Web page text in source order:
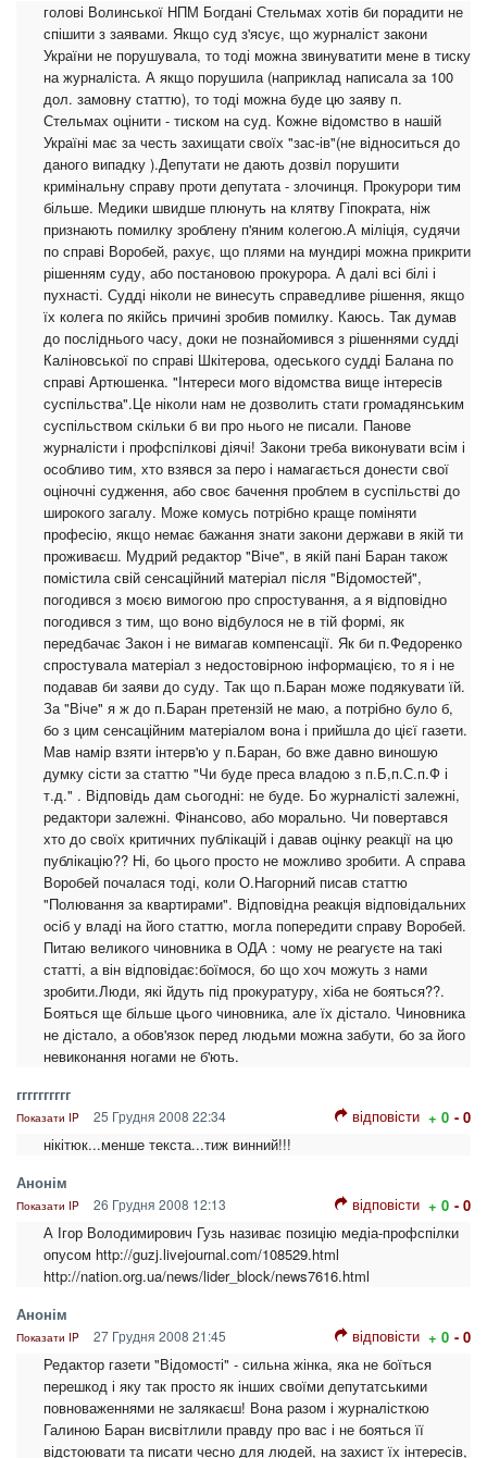
голові Волинської НПМ Богдані Стельмах хотів би порадити не
спішити з заявами. Якщо суд з'ясує, що журналіст закони
України не порушувала, то тоді можна звинуватити мене в тиску
на журналіста. А якщо порушила (наприклад написала за 100
дол. замовну статтю), то тоді можна буде цю заяву п.
Стельмах оцінити - тиском на суд. Кожне відомство в нашій
Україні має за честь захищати своїх "зас-ів"(не відноситься до
даного випадку ).Депутати не дають дозвіл порушити
кримінальну справу проти депутата - злочинця. Прокурори тим
більше. Медики швидше плюнуть на клятву Гіпократа, ніж
признають помилку зроблену п'яним колегою.А міліція, судячи
по справі Воробей, рахує, що плями на мундирі можна прикрити
рішенням суду, або постановою прокурора. А далі всі білі і
пухнасті. Судді ніколи не винесуть справедливе рішення, якщо
їх колега по якійсь причині зробив помилку. Каюсь. Так думав
до посліднього часу, доки не познайомився з рішеннями судді
Каліновської по справі Шкітерова, одеського судді Балана по
справі Артюшенка. "Інтереси мого відомства вище інтересів
суспільства".Це ніколи нам не дозволить стати громадянським
суспільством скільки б ви про нього не писали. Панове
журналісти і профспілкові діячі! Закони треба виконувати всім і
особливо тим, хто взявся за перо і намагається донести свої
оціночні судження, або своє бачення проблем в суспільстві до
широкого загалу. Може комусь потрібно краще поміняти
професію, якщо немає бажання знати закони держави в якій ти
проживаєш. Мудрий редактор "Віче", в якій пані Баран також
помістила свій сенсаційний матеріал після "Відомостей",
погодився з моєю вимогою про спростування, а я відповідно
погодився з тим, що воно відбулося не в тій формі, як
передбачає Закон і не вимагав компенсації. Як би п.Федоренко
спростувала матеріал з недостовірною інформацією, то я і не
подавав би заяви до суду. Так що п.Баран може подякувати їй.
За "Віче" я ж до п.Баран претензій не маю, а потрібно було б,
бо з цим сенсаційним матеріалом вона і прийшла до цієї газети.
Мав намір взяти інтерв'ю у п.Баран, бо вже давно виношую
думку сісти за статтю "Чи буде преса владою з п.Б,п.С.п.Ф і
т.д." . Відповідь дам сьогодні: не буде. Бо журналісті залежні,
редактори залежні. Фінансово, або морально. Чи повертався
хто до своїх критичних публікацій і давав оцінку реакції на цю
публікацію?? Ні, бо цього просто не можливо зробити. А справа
Воробей почалася тоді, коли О.Нагорний писав статтю
"Полювання за квартирами". Відповідна реакція відповідальних
осіб у владі на його статтю, могла попередити справу Воробей.
Питаю великого чиновника в ОДА : чому не реагуєте на такі
статті, а він відповідає:боїмося, бо що хоч можуть з нами
зробити.Люди, які йдуть під прокуратуру, хіба не бояться??.
Бояться ще більше цього чиновника, але їх дістало. Чиновника
не дістало, а обов'язок перед людьми можна забути, бо за його
невиконання ногами не б'ють.
гггггггггг
Показати IP 25 Грудня 2008 22:34 відповісти + 0 - 0
нікітюк...менше текста...тиж винний!!!
Анонім
Показати IP 26 Грудня 2008 12:13 відповісти + 0 - 0
А Ігор Володимирович Гузь називає позицію медіа-профспілки
опусом http://guzj.livejournal.com/108529.html
http://nation.org.ua/news/lider_block/news7616.html
Анонім
Показати IP 27 Грудня 2008 21:45 відповісти + 0 - 0
Редактор газети "Відомості" - сильна жінка, яка не боїться
перешкод і яку так просто як інших своїми депутатськими
повноваженнями не залякаєш! Вона разом і журналісткою
Галиною Баран висвітлили правду про вас і не бояться її
відстоювати та писати чесно для людей, на захист їх інтересів,